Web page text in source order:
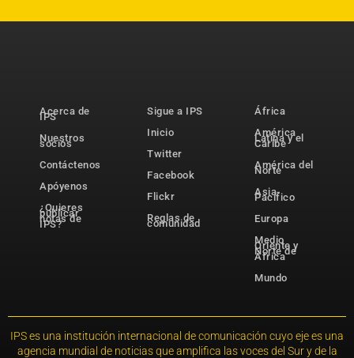
Acerca de
IPS
Nuestros
socios
Contáctenos
Apóyenos
¿Quieres
publicar
notas de
IPS?
Sigue a IPS
Inicio
Twitter
Facebook
Flickr
Reglas de
comunidad
África
América
Latina y el
Caribe
América del
Norte
Asia-
Pacífico
Europa
Medio
Oriente y
Norte de
África
Mundo
IPS es una institución internacional de comunicación cuyo eje es una
agencia mundial de noticias que amplifica las voces del Sur y de la